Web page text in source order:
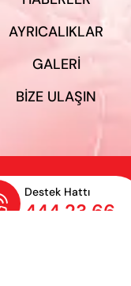
AYRICALIKLAR
GALERI
BIZE ULAŞIN
Destek Hattı
444 23 66